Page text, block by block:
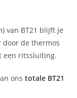
van BT21 blijft je
de thermos
een ritssluiting.
onstotale BT21